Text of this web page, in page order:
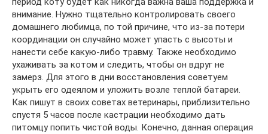
внимание. Нужно тщательно контролировать своего
домашнего любимца, по той причине, что из-за потери
координации он случайно может упасть с высоты и
нанести себе какую-либо травму. Также необходимо
ухаживать за котом и следить, чтобы он вдруг не
замерз. Для этого в дни восстановления советуем
укрыть его одеялом и уложить возле теплой батареи.
Как пишут в своих советах ветеринары, приблизительно
спустя 5 часов после кастрации необходимо дать
питомцу попить чистой воды. Конечно, данная операция